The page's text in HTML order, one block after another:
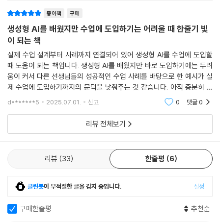
[수업 활동지 12] 나만의 캐릭터로 나를 소개하기
[수업 활동지 13] 나만의 스토리 웹툰 만들기
[수업 활동지 14] 투닝으로 카드 뉴스 만들기 수업
[수업 활동지 15] 투닝으로 PPT 발표 자료 만들기
PART 5 반드시 선행되어야 하는 AI 윤리 수업
LESSON 01 [도덕, 창체/초중고] AI 윤리 기준에 기반한 AI 윤리 수업
AI와 인간이 함께 만들어가는 세상
AI와 직업 세계의 변화
LESSON 02 [국어/초중고] 우리 모두 조심하자! 딥페이크 예방 교육하기
딥페이크, 왜 문제일까?
[1회기] 딥페이크에 대해 알고 있나요?
[2회기] 딥페이크에 대처하는 우리의 자세
[3회기] 딥페이크, 잘 활용하면 약!
종이책 구매
생성형 AI를 배웠지만 수업에 도입하기는 어려울 때 한줄기 빛
이 되는 책
실제 수업 설계부터 사례까지 연결되어 있어 생성형 AI를 수업에 도입할
때 도움이 되는 책입니다. 생성형 AI를 배웠지만 바로 도입하기에는 두려
움이 커서 다른 선생님들의 성공적인 수업 사례를 바탕으로 한 예시가 실
제 수업에 도입하기까지의 문턱을 낮춰주는 것 같습니다. 아직 충분히 살
펴보지는 못했지만, 이번 여름방학 정독하고 실행해보며 2학기 수업을 좀
d*******5 2025.07.01. 신고 0 댓글0
리뷰 전체보기
리뷰 33 한줄평 6
클린봇이 부적절한 글을 감지 중입니다. 설정
구매한줄평 추천순